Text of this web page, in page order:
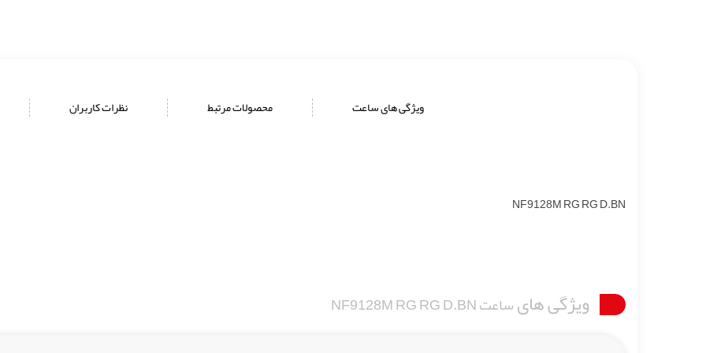
ویژگی های ساعت محصولات مرتبط نظرات کاربران
NF9128M RG RG D.BN
ویژگی هایساعت NF9128M RG RG D.BN